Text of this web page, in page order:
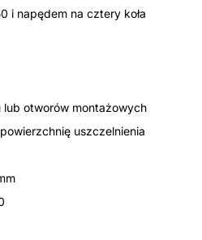
i napędem na cztery koła
otworów montażowych
uszczelnienia